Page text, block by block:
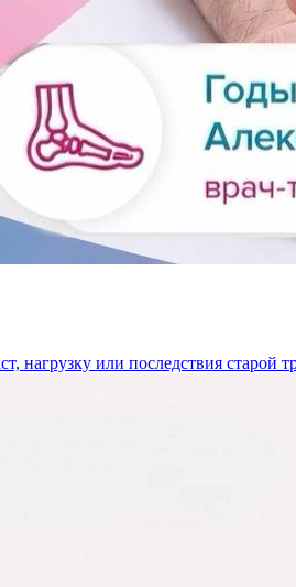
нагрузку или последствия